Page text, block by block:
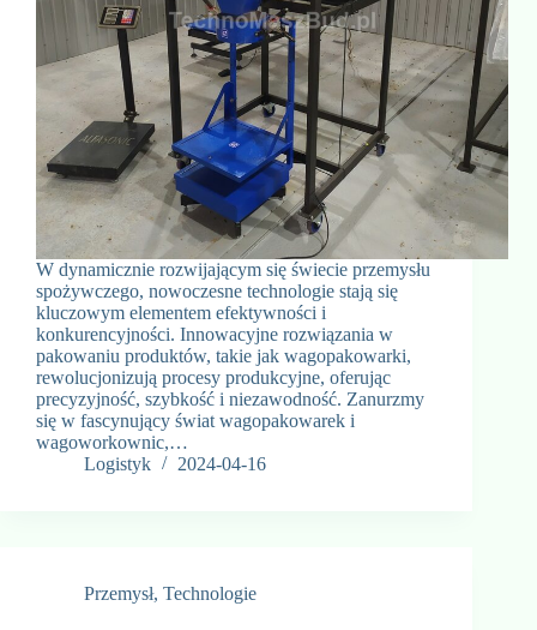
W dynamicznie rozwijającym się świecie przemysłu
spożywczego, nowoczesne technologie stają się
kluczowym elementem efektywności i
konkurencyjności. Innowacyjne rozwiązania w
pakowaniu produktów, takie jak wagopakowarki,
rewolucjonizują procesy produkcyjne, oferując
precyzyjność, szybkość i niezawodność. Zanurzmy
się w fascynujący świat wagopakowarek i
wagoworkownic,…
Logistyk
2024-04-16
Przemysł, Technologie